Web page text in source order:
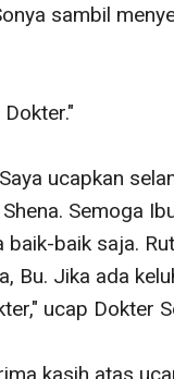
sambil
ucapkan
Semoga
baik-baik saja.
Bu. Jika ada
ucap Dokter
kasih atas